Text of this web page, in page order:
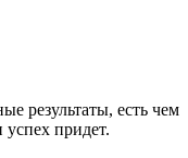
результаты, есть чем
придет.